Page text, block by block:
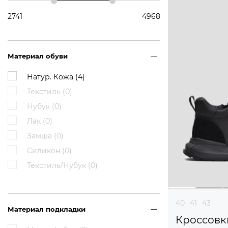
2741 4968
Материал обуви
Натур. Кожа (4)
Текстиль (0)
Нубук (0)
Лак (0)
Замша (0)
Силикон (0)
Текстиль/Нубук (0)
Материал подкладки
40 41 43